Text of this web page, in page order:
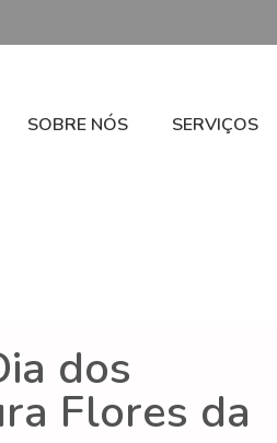
SOBRE NÓS SERVIÇOS
dos
Flores da